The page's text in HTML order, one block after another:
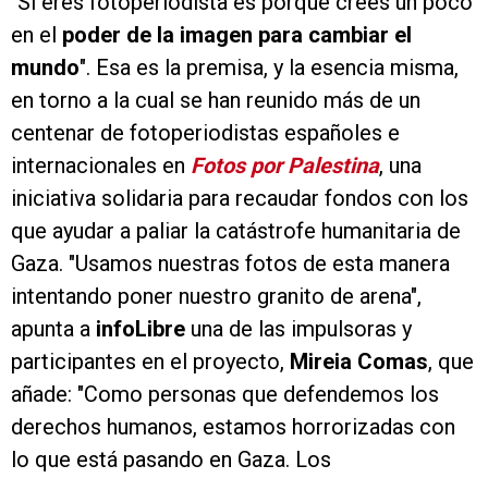
en el poder de la imagen para cambiar el
mundo". Esa es la premisa, y la esencia misma,
en torno a la cual se han reunido más de un
centenar de fotoperiodistas españoles e
internacionales en Fotos por Palestina, una
iniciativa solidaria para recaudar fondos con los
que ayudar a paliar la catástrofe humanitaria de
Gaza. "Usamos nuestras fotos de esta manera
intentando poner nuestro granito de arena",
apunta a infoLibre una de las impulsoras y
participantes en el proyecto, Mireia Comas, que
añade: "Como personas que defendemos los
derechos humanos, estamos horrorizadas con
lo que está pasando en Gaza. Los